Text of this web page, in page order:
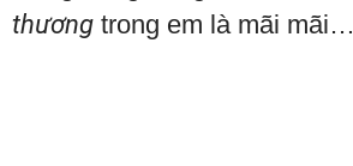
thương trong em là mãi mãi…